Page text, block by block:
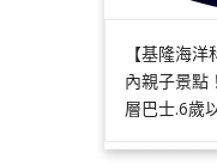
【基隆海
內親子景點
層巴士.6歲